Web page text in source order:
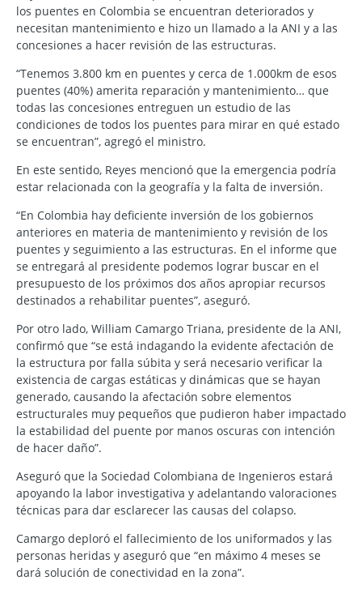
los puentes en Colombia se encuentran deteriorados y
necesitan mantenimiento e hizo un llamado a la ANI y a las
concesiones a hacer revisión de las estructuras.
“Tenemos 3.800 km en puentes y cerca de 1.000km de esos
puentes (40%) amerita reparación y mantenimiento… que
todas las concesiones entreguen un estudio de las
condiciones de todos los puentes para mirar en qué estado
se encuentran”, agregó el ministro.
En este sentido, Reyes mencionó que la emergencia podría
estar relacionada con la geografía y la falta de inversión.
“En Colombia hay deficiente inversión de los gobiernos
anteriores en materia de mantenimiento y revisión de los
puentes y seguimiento a las estructuras. En el informe que
se entregará al presidente podemos lograr buscar en el
presupuesto de los próximos dos años apropiar recursos
destinados a rehabilitar puentes”, aseguró.
Por otro lado, William Camargo Triana, presidente de la ANI,
confirmó que “se está indagando la evidente afectación de
la estructura por falla súbita y será necesario verificar la
existencia de cargas estáticas y dinámicas que se hayan
generado, causando la afectación sobre elementos
estructurales muy pequeños que pudieron haber impactado
la estabilidad del puente por manos oscuras con intención
de hacer daño”.
Aseguró que la Sociedad Colombiana de Ingenieros estará
apoyando la labor investigativa y adelantando valoraciones
técnicas para dar esclarecer las causas del colapso.
Camargo deploró el fallecimiento de los uniformados y las
personas heridas y aseguró que “en máximo 4 meses se
dará solución de conectividad en la zona”.